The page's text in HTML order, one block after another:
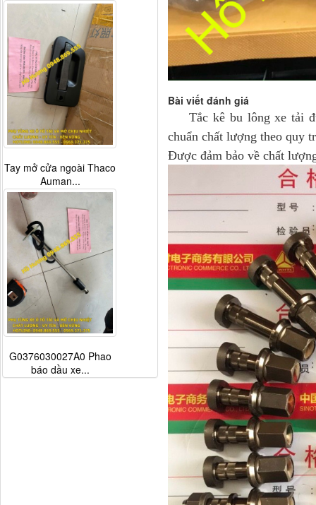
Bài viết đánh giá
Tắc kê bu lông xe tải
chuẩn chất lượng theo quy
Được đảm bảo về chất
Tay mở cửa ngoài Thaco
Auman...
G0376030027A0 Phao
báo dầu xe...